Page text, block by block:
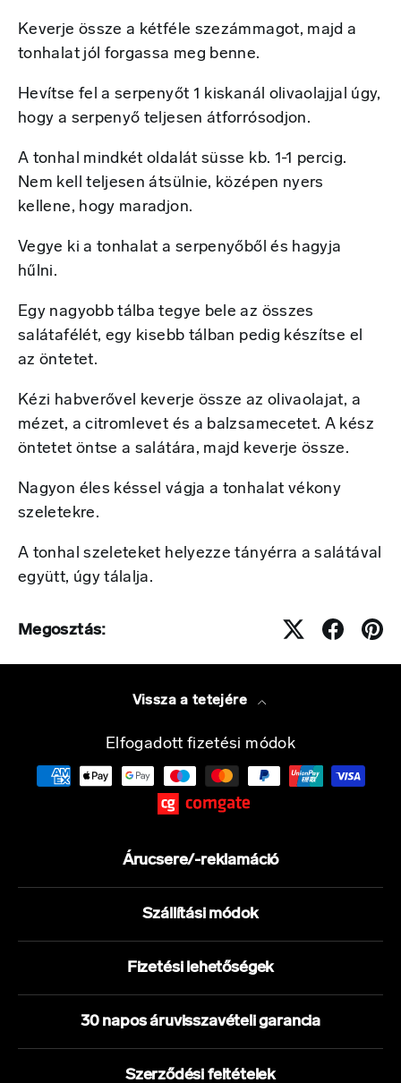
Keverje össze a kétféle szezámmagot, majd a
tonhalat jól forgassa meg benne.
Hevítse fel a serpenyőt 1 kiskanál olivaolajjal úgy,
hogy a serpenyő teljesen átforrósodjon.
A tonhal mindkét oldalát süsse kb. 1-1 percig.
Nem kell teljesen átsülnie, középen nyers
kellene, hogy maradjon.
Vegye ki a tonhalat a serpenyőből és hagyja
hűlni.
Egy nagyobb tálba tegye bele az összes
salátafélét, egy kisebb tálban pedig készítse el
az öntetet.
Kézi habverővel keverje össze az olivaolajat, a
mézet, a citromlevet és a balzsamecetet. A kész
öntetet öntse a salátára, majd keverje össze.
Nagyon éles késsel vágja a tonhalat vékony
szeletekre.
A tonhal szeleteket helyezze tányérra a salátával
együtt, úgy tálalja.
Megosztás:
Vissza a tetejére
Elfogadott fizetési módok
Árucsere/-reklamáció
Szállítási módok
Fizetési lehetőségek
30 napos áruvisszavételi garancia
Szerződési feltételek